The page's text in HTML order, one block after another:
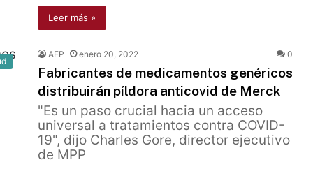
Leer más »
AFP enero 20, 2022 0
Fabricantes de medicamentos genéricos
distribuirán píldora anticovid de Merck
"Es un paso crucial hacia un acceso
universal a tratamientos contra COVID-
19", dijo Charles Gore, director ejecutivo
de MPP